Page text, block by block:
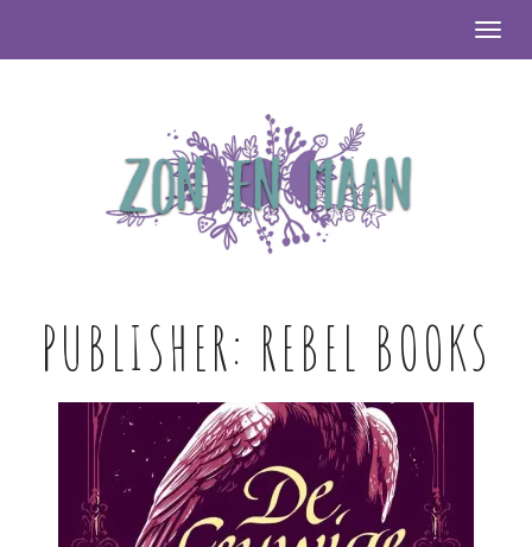
PUBLISHER: REBEL BOOKS